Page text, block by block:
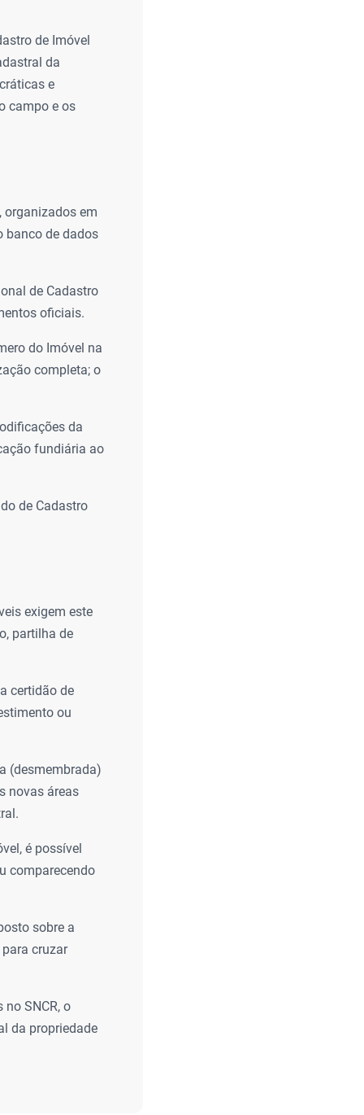
de Imóvel
da
e
campo e os
em
banco de dados
de Cadastro
oficiais.
do Imóvel na
completa; o
da
fundiária ao
de Cadastro
exigem este
partilha de
certidão de
ou
(desmembrada)
novas áreas
é possível
comparecendo
sobre a
cruzar
SNCR, o
da propriedade